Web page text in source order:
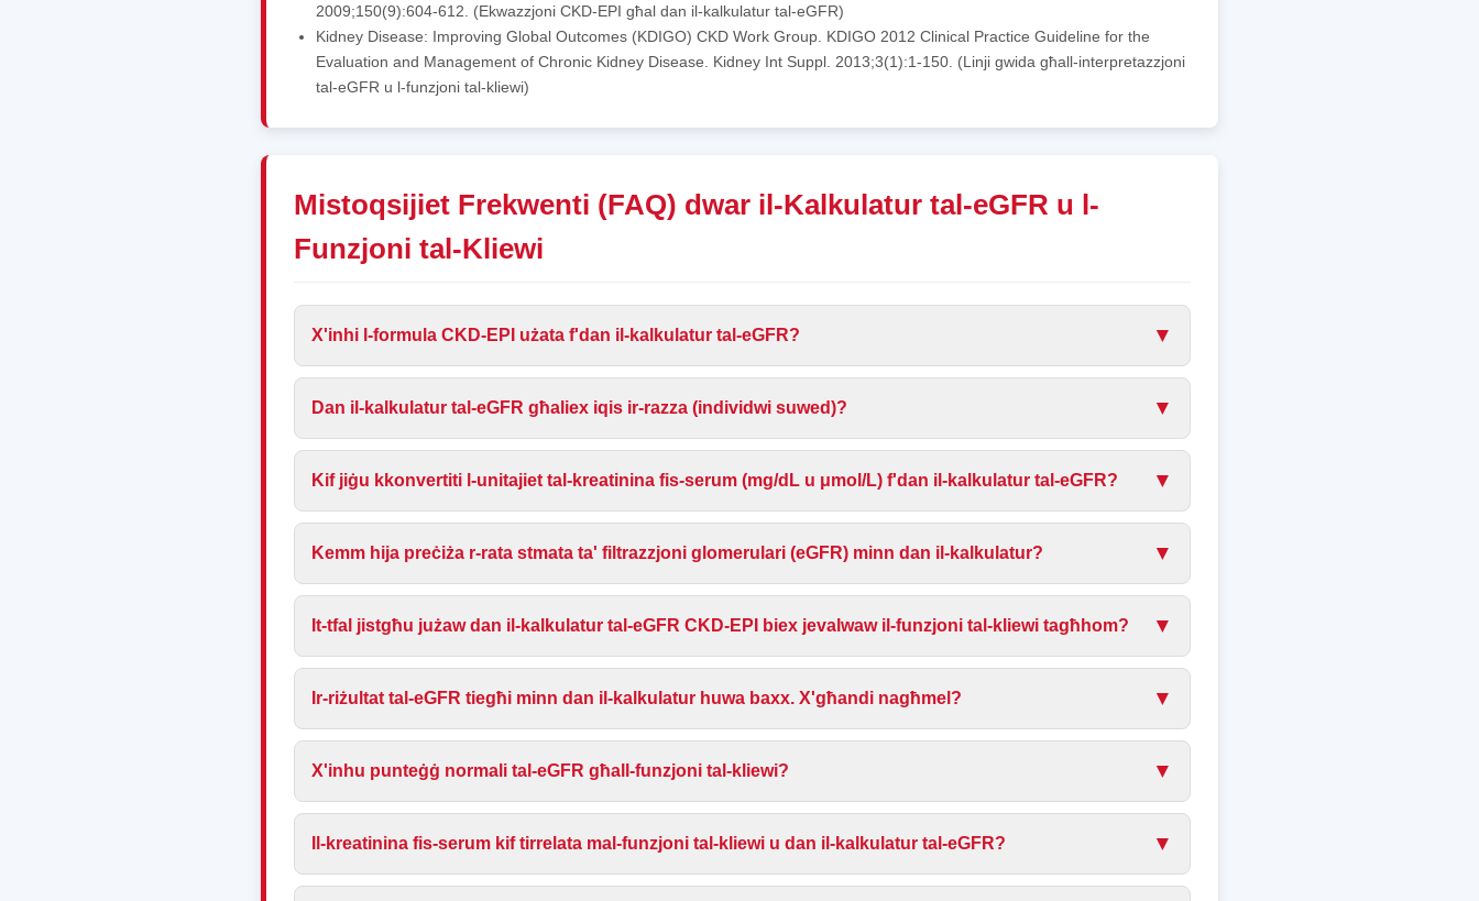
2009;150(9):604-612. (Ekwazzjoni CKD-EPI għal dan il-kalkulatur tal-eGFR)
Kidney Disease: Improving Global Outcomes (KDIGO) CKD Work Group. KDIGO 2012 Clinical Practice Guideline for the
Evaluation and Management of Chronic Kidney Disease. Kidney Int Suppl. 2013;3(1):1-150. (Linji gwida għall-interpretazzjoni
tal-eGFR u l-funzjoni tal-kliewi)
Mistoqsijiet Frekwenti (FAQ) dwar il-Kalkulatur tal-eGFR u l-
Funzjoni tal-Kliewi
X'inhi l-formula CKD-EPI użata f'dan il-kalkulatur tal-eGFR? ▼
Dan il-kalkulatur tal-eGFR għaliex iqis ir-razza (individwi suwed)? ▼
Kif jiġu kkonvertiti l-unitajiet tal-kreatinina fis-serum (mg/dL u μmol/L) f'dan il-kalkulatur tal-eGFR? ▼
Kemm hija preċiża r-rata stmata ta' filtrazzjoni glomerulari (eGFR) minn dan il-kalkulatur? ▼
It-tfal jistgħu jużaw dan il-kalkulatur tal-eGFR CKD-EPI biex jevalwaw il-funzjoni tal-kliewi tagħhom? ▼
Ir-riżultat tal-eGFR tiegħi minn dan il-kalkulatur huwa baxx. X'għandi nagħmel? ▼
X'inhu punteġġ normali tal-eGFR għall-funzjoni tal-kliewi? ▼
Il-kreatinina fis-serum kif tirrelata mal-funzjoni tal-kliewi u dan il-kalkulatur tal-eGFR? ▼